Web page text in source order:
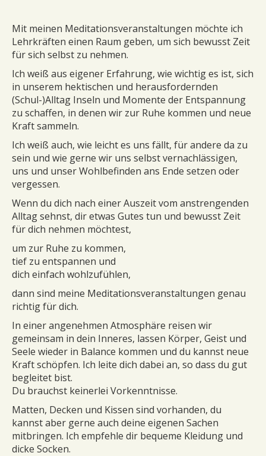
Stimme & Rhythmus
Wir über uns
Raumvermietung
Kontakt
Impressum
Mit meinen Meditationsveranstaltungen möchte ich
Lehrkräften einen Raum geben, um sich bewusst Zeit
für sich selbst zu nehmen.
Ich weiß aus eigener Erfahrung, wie wichtig es ist, sich
in unserem hektischen und herausfordernden
(Schul-)Alltag Inseln und Momente der Entspannung
zu schaffen, in denen wir zur Ruhe kommen und neue
Kraft sammeln.
Ich weiß auch, wie leicht es uns fällt, für andere da zu
sein und wie gerne wir uns selbst vernachlässigen,
uns und unser Wohlbefinden ans Ende setzen oder
vergessen.
Wenn du dich nach einer Auszeit vom anstrengenden
Alltag sehnst, dir etwas Gutes tun und bewusst Zeit
für dich nehmen möchtest,
um zur Ruhe zu kommen,
tief zu entspannen und
dich einfach wohlzufühlen,
dann sind meine Meditationsveranstaltungen genau
richtig für dich.
In einer angenehmen Atmosphäre reisen wir
gemeinsam in dein Inneres, lassen Körper, Geist und
Seele wieder in Balance kommen und du kannst neue
Kraft schöpfen. Ich leite dich dabei an, so dass du gut
begleitet bist.
Du brauchst keinerlei Vorkenntnisse.
Matten, Decken und Kissen sind vorhanden, du
kannst aber gerne auch deine eigenen Sachen
mitbringen. Ich empfehle dir bequeme Kleidung und
dicke Socken.